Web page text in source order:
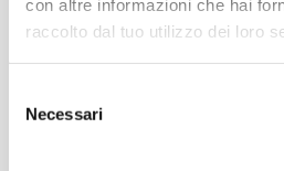
con altre informazioni che hai
raccolto dal tuo utilizzo dei loro
delNecessari